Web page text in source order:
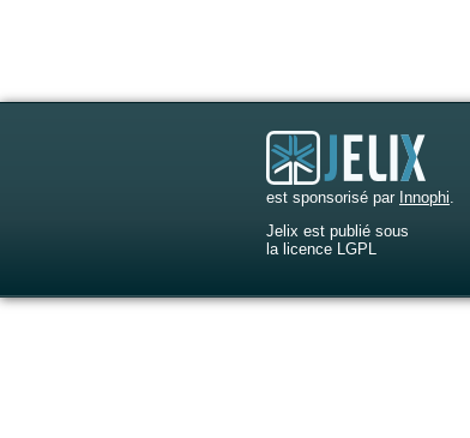
est sponsorisé par Innophi.
Jelix est publié sous
la licence LGPL